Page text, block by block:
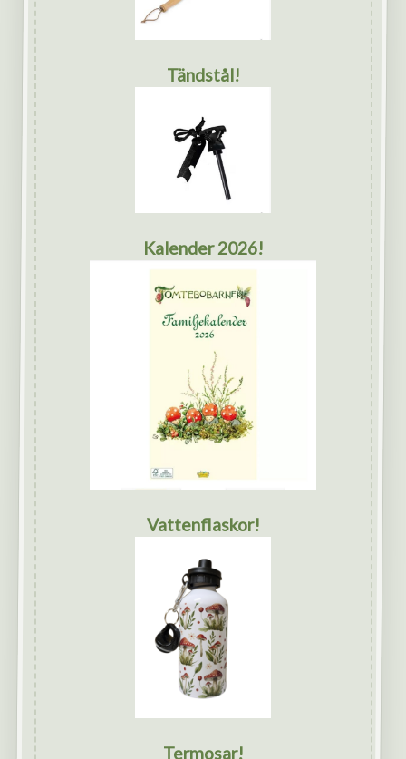
Tändstål!
Kalender 2026!
Vattenflaskor!
Termosar!